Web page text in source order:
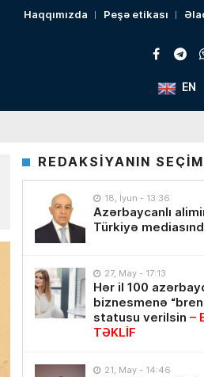
Haqqımızda Peşə etikası
EN
REDAKSİYANIN
18, İyun - 13:36
Azərbaycanlı
Türkiyə
27, May - 17:13
Hər il 100
biznesmenə
statusu verilsin –
TƏKLİF
21, May - 14:46